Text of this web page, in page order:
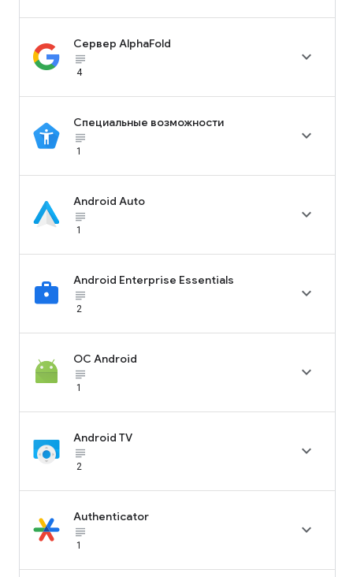
Сервер AlphaFold
subject_black
4

Специальные возможности
subject_black
1

Android Auto
subject_black
1

Android Enterprise Essentials
subject_black
2

ОС Android
subject_black
1

Android TV
subject_black
2

Authenticator
subject_black
1
